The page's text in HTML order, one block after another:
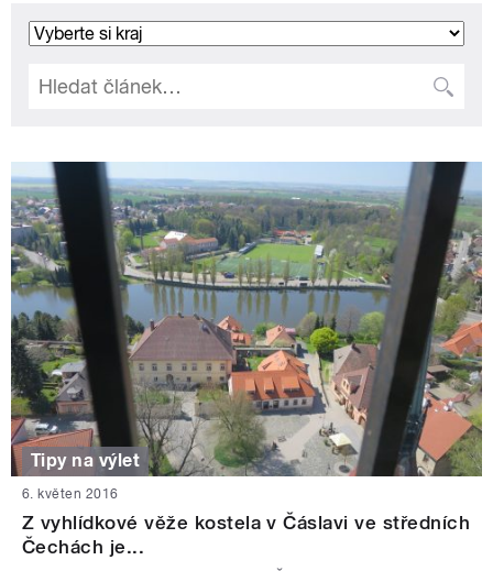
Tipy na výlet
6. květen 2016
Z vyhlídkové věže kostela v Čáslavi ve středních
Čechách je...